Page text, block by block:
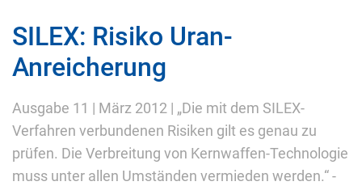
SILEX: Risiko Uran-
Anreicherung
Ausgabe 11 | März 2012 | „Die mit dem SILEX-
Verfahren verbundenen Risiken gilt es genau zu
prüfen. Die Verbreitung von Kernwaffen-Technologie
muss unter allen Umständen vermieden werden.“ -